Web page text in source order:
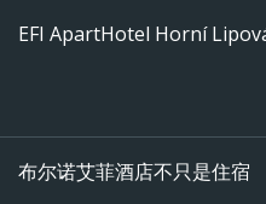
EFI ApartHotel Horní
布尔诺艾菲酒店不只是住宿